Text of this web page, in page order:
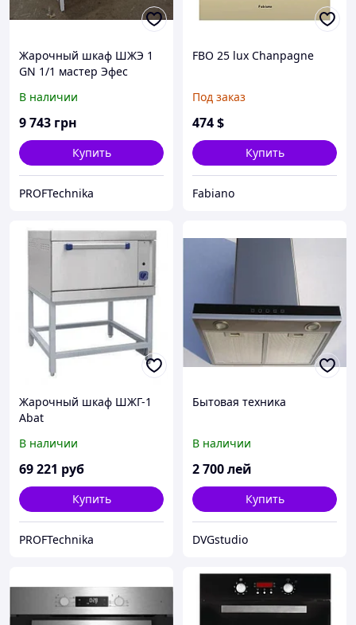
Жарочный шкаф ШЖЭ 1
GN 1/1 мастер Эфес
регулировка мощ.)
В наличии
9 743 грн
Купить
PROFTechnika
FBO 25 lux Chanpagne
Под заказ
474$
Купить
Fabiano
Жарочный шкаф ШЖГ-1
Abat
В наличии
69 221 руб
Купить
PROFTechnika
Бытовая техника
В наличии
2 700лей
Купить
DVGstudio